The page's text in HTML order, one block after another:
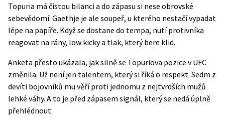
Topuria má čistou bilanci a do zápasu si nese obrovské
sebevědomí. Gaethje je ale soupeř, u kterého nestačí vypadat
lépe na papíře. Když se dostane do tempa, nutí protivníka
reagovat na rány, low kicky a tlak, který bere klid.
Anketa přesto ukázala, jak silně se Topuriova pozice v UFC
změnila. Už není jen talentem, který si říká o respekt. Sedm z
devíti bojovníků mu věří proti jednomu z nejtvrdších mužů
lehké váhy. A to je před zápasem signál, který se nedá úplně
přehlédnout.